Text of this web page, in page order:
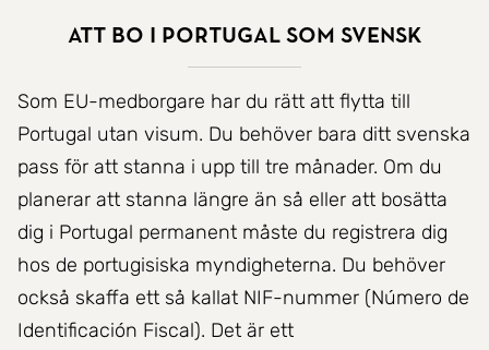
Att bo i Portugal som svensk
Som EU-medborgare har du rätt att flytta till
Portugal utan visum. Du behöver bara ditt svenska
pass för att stanna i upp till tre månader. Om du
planerar att stanna längre än så eller att bosätta
dig i Portugal permanent måste du registrera dig
hos de portugisiska myndigheterna. Du behöver
också skaffa ett så kallat NIF-nummer (Número de
Identificación Fiscal). Det är ett